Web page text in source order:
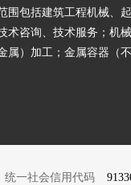
围包括建筑工程机械、
术咨询、技术服务；机
属）加工；金属容器（
及行政审批的货物和技
统一社会信用代码